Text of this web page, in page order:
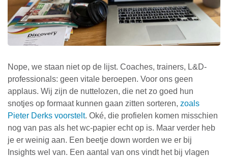
Nope, we staan niet op de lijst. Coaches, trainers, L&D-
professionals: geen vitale beroepen. Voor ons geen
applaus. Wij zijn de nuttelozen, die net zo goed hun
snotjes op formaat kunnen gaan zitten sorteren, zoals
Pieter Derks voorstelt. Oké, die profielen komen misschien
nog van pas als het wc-papier echt op is. Maar verder heb
je er weinig aan. Een beetje down worden we er bij
Insights wel van. Een aantal van ons vindt het bij vlagen